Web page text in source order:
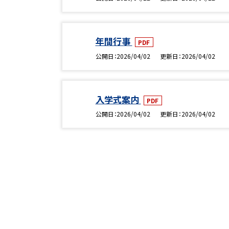
年間行事
PDF
公開日 2026/04/02 更新日 2026/04/02
入学式案内
PDF
公開日 2026/04/02 更新日 2026/04/02